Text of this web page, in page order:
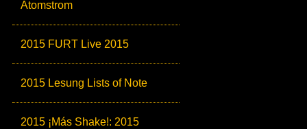
Atomstrom
2015 FURT Live 2015
2015 Lesung Lists of Note
2015 ¡Más Shake!: 2015